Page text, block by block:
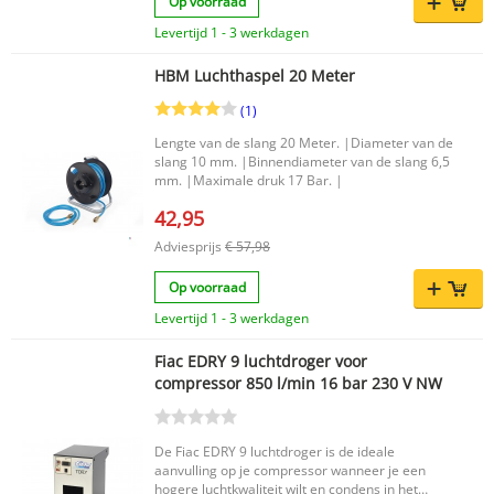
Netto luchtopbrengst: 25 l/min Materiaal:
Aluminium Afmetingen: 50 x 19 x 52,5 cm Met
8 liter ketel en een nette luchtopbrengst is deze
prestaties en stilte wil combineren in één
Levertijd 1 - 3 werkdagen
HBM Luchthaspel 20 Meter
(1)
Lengte van de slang 20 Meter. |Diameter van de
slang 10 mm. |Binnendiameter van de slang 6,5
mm. |Maximale druk 17 Bar. |
42,95
Adviesprijs € 57,98
Op voorraad
Levertijd 1 - 3 werkdagen
Fiac EDRY 9 luchtdroger voor
compressor 850 l/min 16 bar 230 V NW
De Fiac EDRY 9 luchtdroger is de ideale
aanvulling op je compressor wanneer je een
hogere luchtkwaliteit wilt en condens in het